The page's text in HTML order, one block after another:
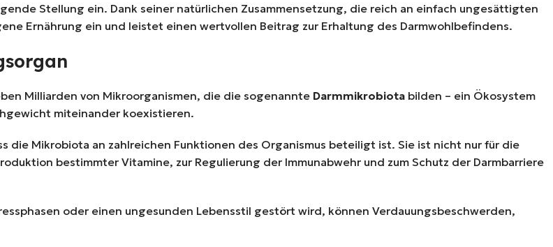
Stellung ein. Dank seiner natürlichen Zusammensetzung, die reich an einfach ungesättigten
Ernährung ein und leistet einen wertvollen Beitrag zur Erhaltung des Darmwohlbefindens.
Milliarden von Mikroorganismen, die die sogenannte Darmmikrobiota bilden – ein Ökosystem
miteinander koexistieren.
Mikrobiota an zahlreichen Funktionen des Organismus beteiligt ist. Sie ist nicht nur für die
bestimmter Vitamine, zur Regulierung der Immunabwehr und zum Schutz der Darmbarriere
oder einen ungesunden Lebensstil gestört wird, können Verdauungsbeschwerden,